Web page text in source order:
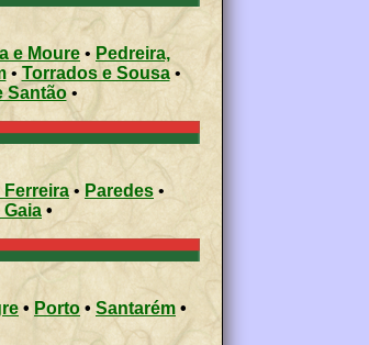
e Moure • Pedreira,
•Torrados e Sousa•
e Santão•
Ferreira• Paredes •
•
• Porto • Santarém •